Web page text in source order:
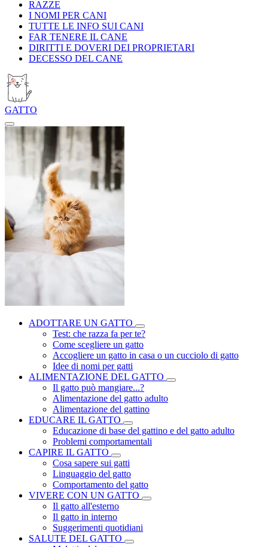
RAZZE
I NOMI PER CANI
TUTTE LE INFO SUI CANI
FAR TENERE IL CANE
DIRITTI E DOVERI DEI PROPRIETARI
DECESSO DEL CANE
GATTO
ADOTTARE UN GATTO
Test: che razza fa per te?
Come scegliere un gatto
Accogliere un gatto in casa o un cucciolo di gatto
Idee di nomi per gatti
ALIMENTAZIONE DEL GATTO
Il gatto può mangiare...?
Alimentazione del gatto adulto
Alimentazione del gattino
EDUCARE IL GATTO
Educazione di base del gattino e del gatto adulto
Problemi comportamentali
CAPIRE IL GATTO
Cosa sapere sui gatti
Linguaggio del gatto
Comportamento del gatto
VIVERE CON UN GATTO
Il gatto all'esterno
Il gatto in interno
Suggerimenti quotidiani
SALUTE DEL GATTO